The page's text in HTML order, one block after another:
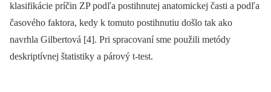
klasifikácie príčin ZP podľa postihnutej anatomickej časti a podľa
časového faktora, kedy k tomuto postihnutiu došlo tak ako
navrhla Gilbertová [4]. Pri spracovaní sme použili metódy
deskriptívnej štatistiky a párový t-test.